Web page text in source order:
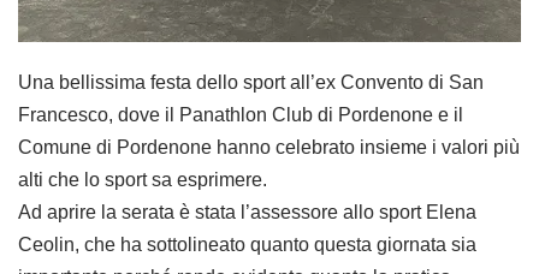
Una bellissima festa dello sport all’ex Convento di San
Francesco, dove il Panathlon Club di Pordenone e il
Comune di Pordenone hanno celebrato insieme i valori più
alti che lo sport sa esprimere.
Ad aprire la serata è stata l’assessore allo sport Elena
Ceolin, che ha sottolineato quanto questa giornata sia